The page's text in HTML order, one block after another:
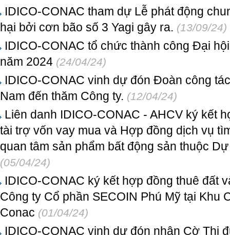
IDICO-CONAC tham dự Lễ phát động
hại bởi cơn bão số 3 Yagi gây ra. (13/09/24)
IDICO-CONAC tổ chức thành công Đại
năm 2024 (24/04/24)
IDICO-CONAC vinh dự đón Đoàn công
Nam đến thăm Công ty. (12/04/24)
Liên danh IDICO-CONAC - AHCV ký kết
tài trợ vốn vay mua và Hợp đồng dịch vụ
quan tâm sản phẩm bất động sản thuộc
(05/04/24)
IDICO-CONAC ký kết hợp đồng thuê đất
Công ty Cổ phần SECOIN Phú Mỹ tại Khu
Conac (01/04/24)
IDICO-CONAC vinh dự đón nhận Cờ Thi